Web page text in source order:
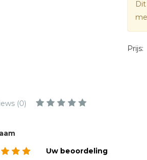
Regio | Alblasserwaard
Prijs:
(0)
Uw beoordeling